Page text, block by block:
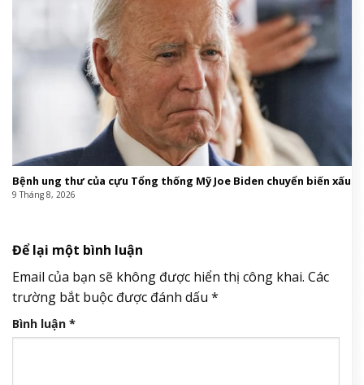
Bệnh ung thư của cựu Tổng thống Mỹ Joe Biden chuyển biến xấu
9 Tháng 8, 2026
Để lại một bình luận
Email của bạn sẽ không được hiển thị công khai. Các
trường bắt buộc được đánh dấu *
Bình luận *